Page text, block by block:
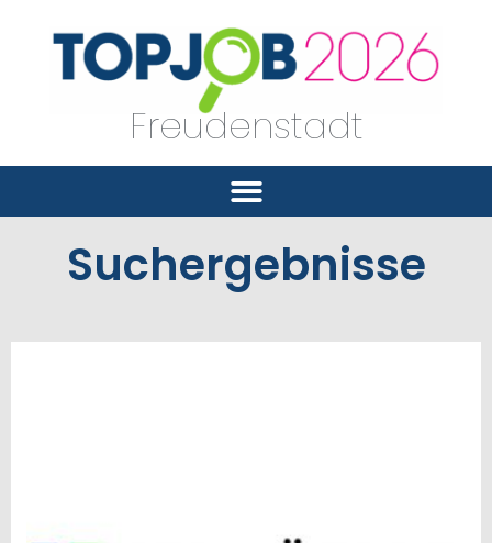
Freudenstadt
Suchergebnisse